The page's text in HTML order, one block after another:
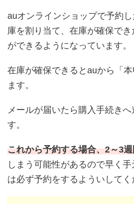
auオンラインショップで予約
庫を割り当て、在庫が確保でき
ができるようになっています。
在庫が確保できるとauから「
ます。
メールが届いたら購入手続きへ
す。
これから予約する場合、2～3
しまう可能性があるので早く
は必ず予約をするよういしてく